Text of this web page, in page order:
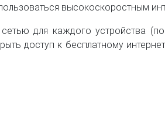
высокоскоростным
для каждого устройства
доступ к бесплатному